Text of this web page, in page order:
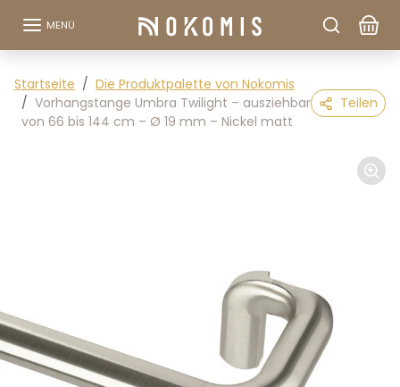
MENÜ
Startseite
Die Produktpalette von Nokomis
Vorhangstange Umbra Twilight – ausziehbar
von 66 bis 144 cm – Ø 19 mm – Nickel matt
Teilen